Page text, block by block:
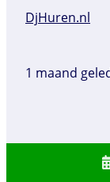
DjHuren.nl️
1 maand
Vanavond